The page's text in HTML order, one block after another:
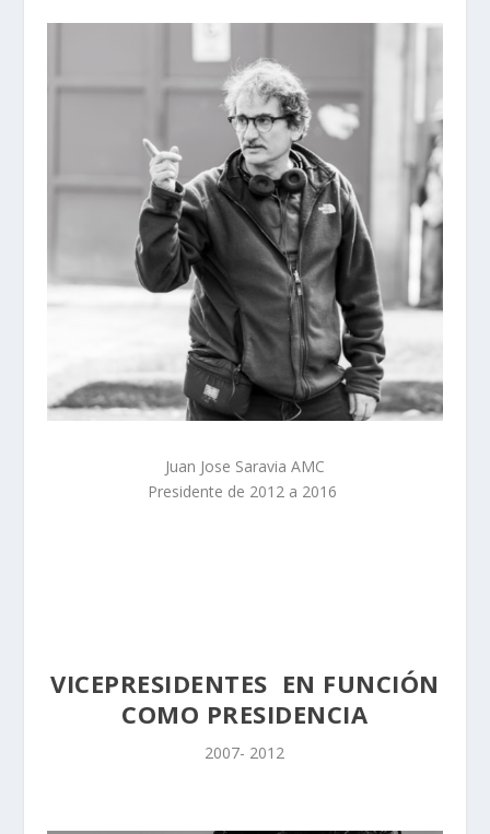
Juan Jose Saravia AMC
Presidente de 2012 a 2016
VICEPRESIDENTES EN FUNCIÓN
COMO PRESIDENCIA
2007- 2012